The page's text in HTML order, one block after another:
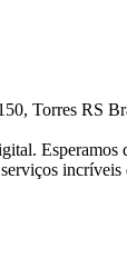
Torres RS
Esperamos
incríveis